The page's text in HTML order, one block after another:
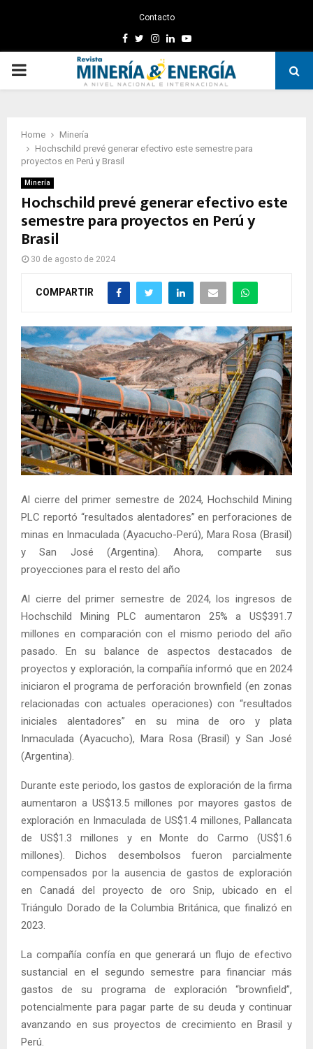
Contacto
Facebook
TwitterInstagram
LinkedinYoutube
PRIMARY
Home
Minería
Hochschild prevé generar efectivo este semestre para
proyectos en Perú y Brasil
Minería
Hochschild prevé generar efectivo este
semestre para proyectos en Perú y
Brasil
30 de agosto de 2024
COMPARTIR
Al cierre del primer semestre de 2024, Hochschild Mining
PLC reportó “resultados alentadores” en perforaciones de
minas en Inmaculada (Ayacucho-Perú), Mara Rosa (Brasil)
y San José (Argentina). Ahora, comparte sus
proyecciones para el resto del año
Al cierre del primer semestre de 2024, los ingresos de
Hochschild Mining PLC aumentaron 25% a US$391.7
millones en comparación con el mismo periodo del año
pasado. En su balance de aspectos destacados de
proyectos y exploración, la compañía informó que en 2024
iniciaron el programa de perforación brownfield (en zonas
relacionadas con actuales operaciones) con “resultados
iniciales alentadores” en su mina de oro y plata
Inmaculada (Ayacucho), Mara Rosa (Brasil) y San José
(Argentina).
Durante este periodo, los gastos de exploración de la firma
aumentaron a US$13.5 millones por mayores gastos de
exploración en Inmaculada de US$1.4 millones, Pallancata
de US$1.3 millones y en Monte do Carmo (US$1.6
millones). Dichos desembolsos fueron parcialmente
compensados por la ausencia de gastos de exploración
en Canadá del proyecto de oro Snip, ubicado en el
Triángulo Dorado de la Columbia Británica, que finalizó en
2023.
La compañía confía en que generará un flujo de efectivo
sustancial en el segundo semestre para financiar más
gastos de su programa de exploración “brownfield”,
potencialmente para pagar parte de su deuda y continuar
avanzando en sus proyectos de crecimiento en Brasil y
Perú.